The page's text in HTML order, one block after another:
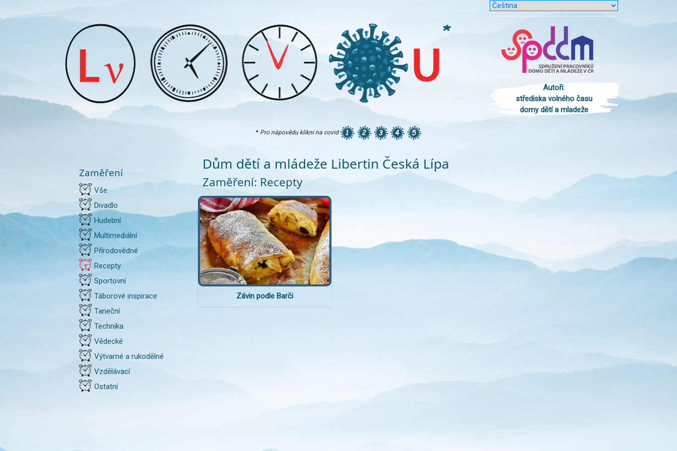
Autoři:
střediska volného času
domy dětí a mladeže
* Pro nápovědu klikni na covid
Zaměření
Vše
Divadlo
Hudební
Multimediální
Přírodovědné
Recepty
Sportovní
Táborové inspirace
Taneční
Technika
Vědecké
Výtvarné a rukodělné
Vzdělávací
Ostatní
Dům dětí a mládeže Libertin Česká Lípa
Zaměření: Recepty
Závin podle Barči